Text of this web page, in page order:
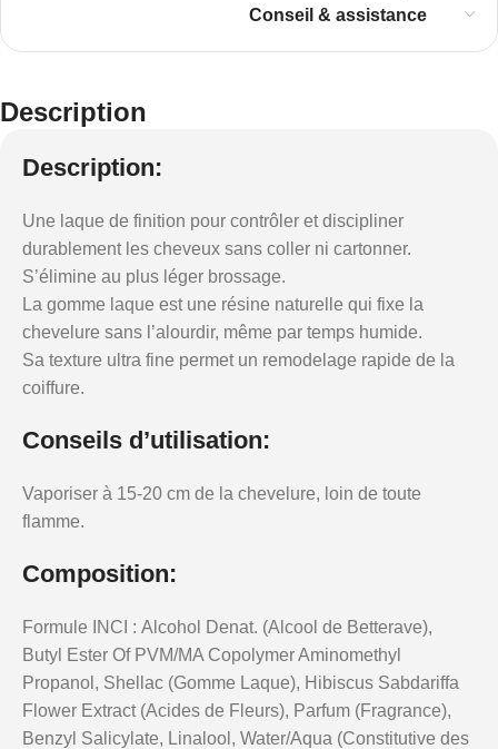
Conseil & assistance
Description
Description:
Une laque de finition pour contrôler et discipliner
durablement les cheveux sans coller ni cartonner.
S’élimine au plus léger brossage.
La gomme laque est une résine naturelle qui fixe la
chevelure sans l’alourdir, même par temps humide.
Sa texture ultra fine permet un remodelage rapide de la
coiffure.
Conseils d’utilisation:
Vaporiser à 15-20 cm de la chevelure, loin de toute
flamme.
Composition:
Formule INCI : Alcohol Denat. (Alcool de Betterave),
Butyl Ester Of PVM/MA Copolymer Aminomethyl
Propanol, Shellac (Gomme Laque), Hibiscus Sabdariffa
Flower Extract (Acides de Fleurs), Parfum (Fragrance),
Benzyl Salicylate, Linalool, Water/Aqua (Constitutive des